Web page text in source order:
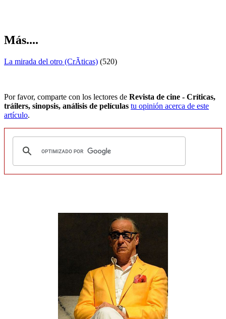
Más....
La mirada del otro (CrÃ­ticas) (520)
Por favor, comparte con los lectores de Revista de cine - Críticas,
tráilers, sinopsis, análisis de películas tu opinión acerca de este
artículo.